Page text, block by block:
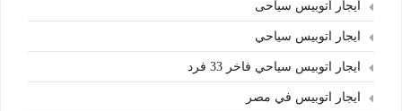
ايجار اتوبيس سياحى
ايجار اتوبيس سياحي
ايجار اتوبيس سياحي فاخر 33 فرد
ايجار اتوبيس في مصر